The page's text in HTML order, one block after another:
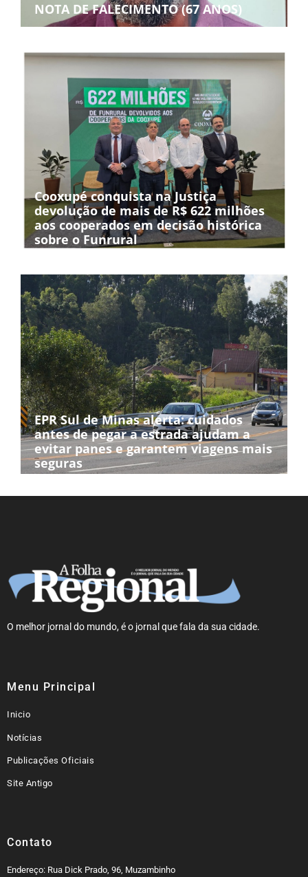
NOTA DE FALECIMENTO (67 ANOS)
Cooxupé conquista na Justiça
devolução de mais de R$ 622 milhões
aos cooperados em decisão histórica
sobre o Funrural
EPR Sul de Minas alerta: cuidados
antes de pegar a estrada ajudam a
evitar panes e garantem viagens mais
seguras
O melhor jornal do mundo, é o jornal que fala da sua cidade.
Menu Principal
Inicio
Notícias
Publicações Oficiais
Site Antigo
Contato
Endereço: Rua Dick Prado, 96, Muzambinho